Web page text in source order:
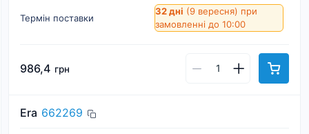
Термін поставки
32 дні (9 вересня) при
замовленні до 10:00
986,4 грн
Era 662269